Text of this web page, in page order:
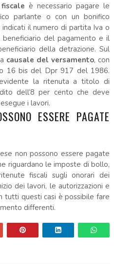
è necessario pagare le
parlante o con un bonifico
il numero di partita Iva o
del pagamento e il
della detrazione. Sul
causale del versamento, con
16 bis del Dpr 917 del 1986.
la ritenuta a titolo di
dell’8 per cento che deve
i lavori.
ESSERE PAGATE
non possono essere pagate
riguardano le imposte di bollo,
fiscali sugli onorari dei
dei lavori, le autorizzazioni e
tutti questi casi è possibile fare
differenti.